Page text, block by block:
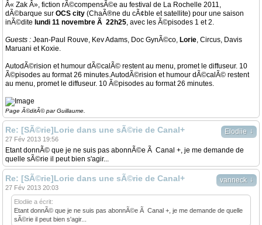
Â« Zak Â», fiction rÃ©compensÃ©e au festival de La Rochelle 2011,
dÃ©barque sur OCS city (ChaÃ®ne du cÃ¢ble et satellite) pour une saison
inÃ©dite lundi 11 novembre Ã 22h25, avec les Ã©pisodes 1 et 2.
Guests : Jean-Paul Rouve, Kev Adams, Doc GynÃ©co, Lorie, Circus, Davis
Maruani et Koxie.
AutodÃ©rision et humour dÃ©calÃ© restent au menu, promet le diffuseur. 10
Ã©pisodes au format 26 minutes.AutodÃ©rision et humour dÃ©calÃ© restent
au menu, promet le diffuseur. 10 Ã©pisodes au format 26 minutes.
Page Ã©ditÃ© par Guillaume.
Elodiie ↓
Re: [SÃ©rie]Lorie dans une sÃ©rie de Canal+
27 Fév 2013 19:56
Etant donnÃ© que je ne suis pas abonnÃ©e Ã Canal +, je me demande de
quelle sÃ©rie il peut bien s'agir...
vanneck ↓
Re: [SÃ©rie]Lorie dans une sÃ©rie de Canal+
27 Fév 2013 20:03
Elodiie a écrit:
Etant donnÃ© que je ne suis pas abonnÃ©e Ã Canal +, je me demande de quelle
sÃ©rie il peut bien s'agir...